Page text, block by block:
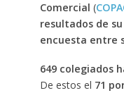
Comercial (
resultados de
encuesta entre
649 colegiados
De estos el 71